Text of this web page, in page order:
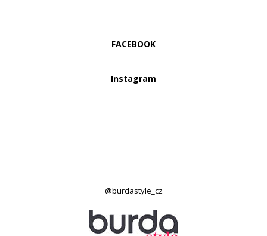
FACEBOOK
Instagram
@burdastyle_cz